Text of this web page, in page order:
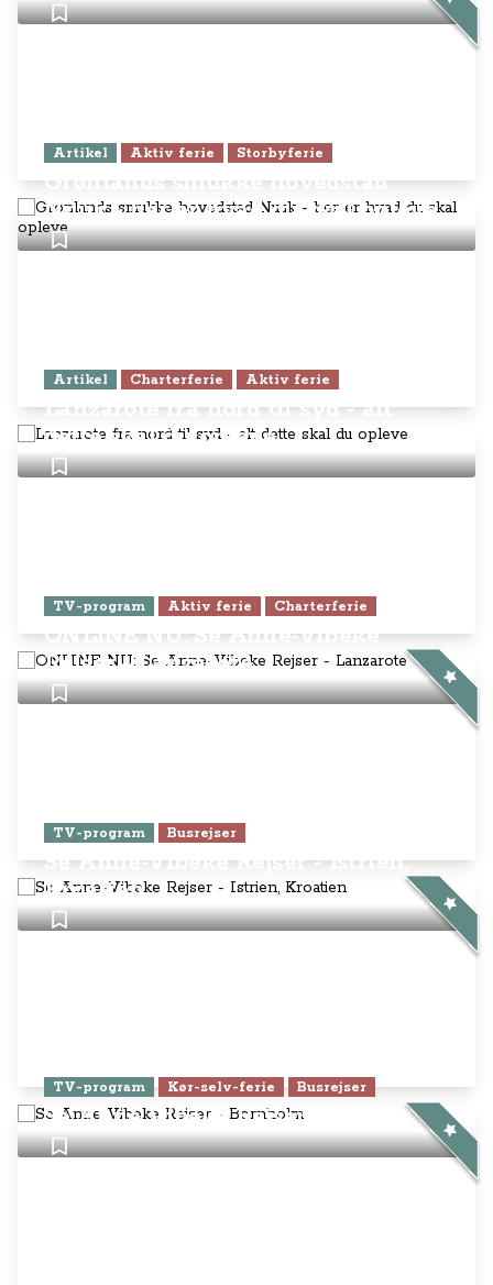
Artikel Aktiv ferie Storbyferie
Grønlands smukke hovedstad
Nuuk - her er hvad du skal opleve
Artikel Charterferie Aktiv ferie
Lanzarote fra nord til syd - alt
dette skal du opleve
TV-program Aktiv ferie Charterferie
ONLINE NU: Se Anne-Vibeke
Rejser - Lanzarote
TV-program Busrejser
Se Anne-Vibeke Rejser - Istrien,
Kroatien
TV-program Kør-selv-ferie Busrejser
Se Anne Vibeke Rejser - Bornholm